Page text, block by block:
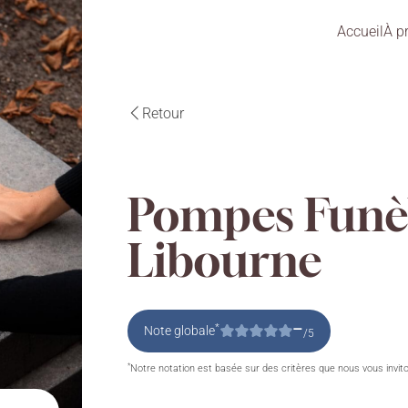
AccueilÀ
Retour
Pompes
Libourne
Note globale* –/5
*Notre notation est basée sur des critères que nous vous